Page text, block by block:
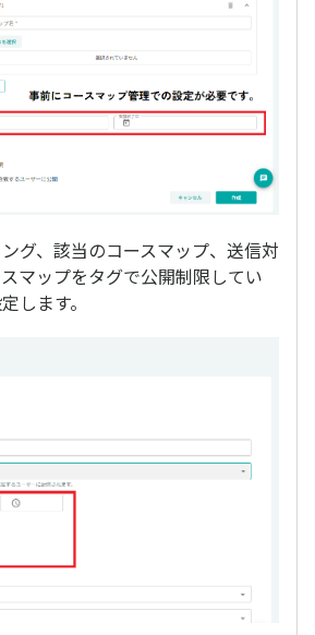
グ、該当のコースマップ、送信対
マップをタグで公開制限してい
します。